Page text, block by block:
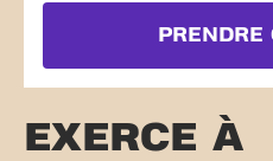
PRENDRE
EXERCE À